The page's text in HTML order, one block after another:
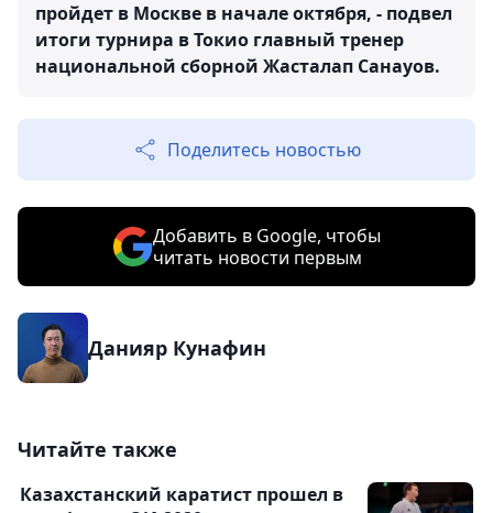
пройдет в Москве в начале октября, - подвел
итоги турнира в Токио главный тренер
национальной сборной Жасталап Санауов.
Поделитесь новостью
Добавить в Google, чтобы
читать новости первым
Данияр Кунафин
Читайте также
Казахстанский каратист прошел в